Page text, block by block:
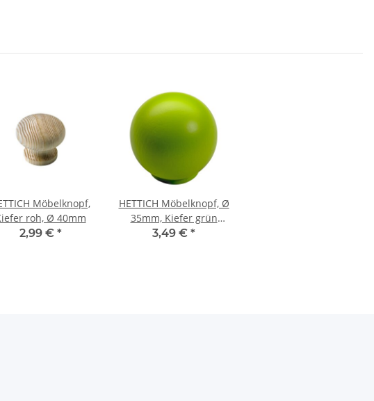
Möbelknopf,
roh, Ø 40mm
2,99 € *
HETTICH Möbelknopf, Ø
35mm, Kiefer grün
lackiert
3,49 € *